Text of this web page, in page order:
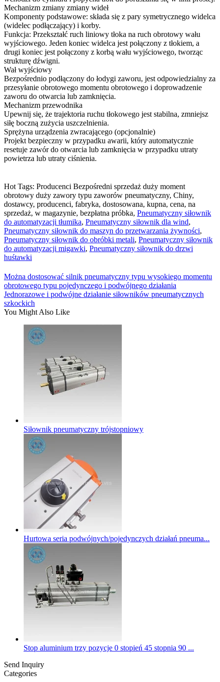
Mechanizm zmiany zmiany wideł
Komponenty podstawowe: składa się z pary symetrycznego widelca
(widelec podłączający) i korby.
Funkcja: Przekształć ruch liniowy tłoka na ruch obrotowy wału
wyjściowego. Jeden koniec widelca jest połączony z tłokiem, a
drugi koniec jest połączony z korbą wału wyjściowego, tworząc
strukturę dźwigni.
Wał wyjściowy
Bezpośrednio podłączony do łodygi zaworu, jest odpowiedzialny za
przesyłanie obrotowego momentu obrotowego i doprowadzenie
zaworu do otwarcia lub zamknięcia.
Mechanizm przewodnika
Upewnij się, że trajektoria ruchu tłokowego jest stabilna, zmniejsz
siłę boczną zużycia uszczelnienia.
Sprężyna urządzenia zwracającego (opcjonalnie)
Projekt bezpieczny w przypadku awarii, który automatycznie
resetuje zawór do otwarcia lub zamknięcia w przypadku utraty
powietrza lub utraty ciśnienia.
Hot Tags: Producenci Bezpośredni sprzedaż duży moment
obrotowy duży zawory typu zaworów pneumatyczny, Chiny,
dostawcy, producenci, fabryka, dostosowana, kupna, cena, na
sprzedaż, w magazynie, bezpłatna próbka, Pneumatyczny siłownik
do automatyzacji tłumika, Pneumatyczny siłownik dla wind,
Pneumatyczny siłownik do maszyn do przetwarzania żywności,
Pneumatyczny siłownik do obróbki metali, Pneumatyczny siłownik
do automatyzacji migawki, Pneumatyczny siłownik do drzwi
huśtawki
Można dostosować silnik pneumatyczny typu wysokiego momentu
obrotowego typu pojedynczego i podwójnego działania
Jednorazowe i podwójne działanie siłowników pneumatycznych
szkockich
You Might Also Like
Siłownik pneumatyczny trójstopniowy
Hurtowa seria podwójnych/pojedynczych działań pneuma...
Stop aluminium trzy pozycje 0 stopień 45 stopnia 90 ...
Send Inquiry
Categories